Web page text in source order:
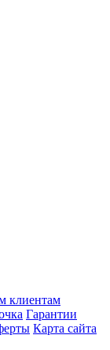
клиентам
Гарантии
Карта сайта